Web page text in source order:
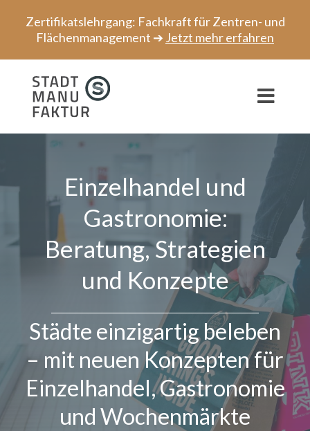
springen
Zertifikatslehrgang: Fachkraft für Zentren- und
Flächenmanagement ➔ Jetzt mehr erfahren
Beratung
Speaker
Netzwerk
Magazin
Kontakt
Deutsch
Einzelhandel und
Gastronomie:
Beratung, Strategien
und Konzepte
Städte einzigartig beleben
– mit neuen Konzepten für
Einzelhandel, Gastronomie
und Wochenmärkte